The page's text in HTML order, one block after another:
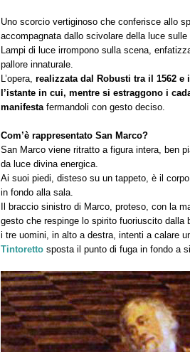
Uno scorcio vertiginoso che conferisce allo
accompagnata dallo scivolare della luce
Lampi di luce irrompono sulla scena,
pallore innaturale.
L’opera, realizzata dal Robusti tra il 1562 e
l’istante in cui, mentre si estraggono i
manifestafermandoli con gesto deciso.
Com’è rappresentato San Marco?
San Marco viene ritratto a figura intera, ben
da luce divina energica.
Ai suoi piedi, disteso su un tappeto, è il
in fondo alla sala.
Il braccio sinistro di Marco, proteso, con la
gesto che respinge lo spirito fuoriuscito
i tre uomini, in alto a destra, intenti a calare
Tintoretto sposta il punto di fuga in fondo a